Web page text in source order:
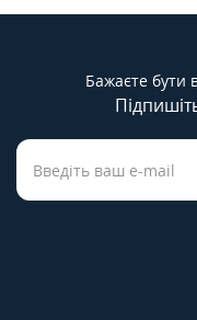
Бажаєте бути